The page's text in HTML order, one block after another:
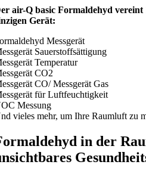
air-Q basic Formaldehyd vereint
Gerät:
Messgerät
Sauerstoffsättigung
Temperatur
CO2
CO/ Messgerät Gas
für Luftfeuchtigkeit
Messung
vieles mehr, um Ihre Raumluft zu
in der